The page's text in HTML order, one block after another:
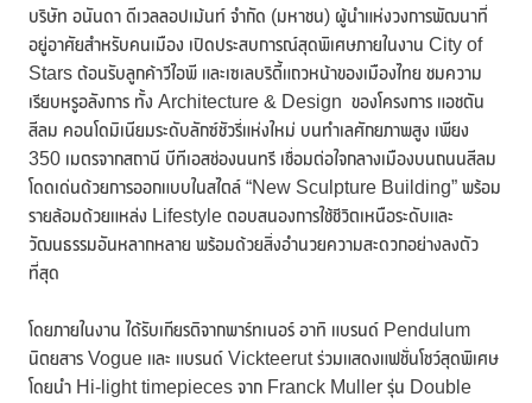
บริษัท อนันดา ดีเวลลอปเม้นท์ จำกัด (มหาชน) ผู้นำแห่งวงการพัฒนาที่
อยู่อาศัยสำหรับคนเมือง เปิดประสบการณ์สุดพิเศษภายในงาน City of
Stars ต้อนรับลูกค้าวีไอพี และเซเลบริตี้แถวหน้าของเมืองไทย ชมความ
เรียบหรูอลังการ ทั้ง Architecture & Design ของโครงการ แอชตัน
สีลม คอนโดมิเนียมระดับลักซ์ชัวรี่แห่งใหม่ บนทำเลศักยภาพสูง เพียง
350 เมตรจากสถานี บีทีเอสช่องนนทรี เชื่อมต่อใจกลางเมืองบนถนนสีลม
โดดเด่นด้วยการออกแบบในสไตล์ “New Sculpture Building” พร้อม
รายล้อมด้วยแหล่ง Lifestyle ตอบสนองการใช้ชีวิตเหนือระดับและ
วัฒนธรรมอันหลากหลาย พร้อมด้วยสิ่งอำนวยความสะดวกอย่างลงตัว
ที่สุด
โดยภายในงาน ได้รับเกียรติจากพาร์ทเนอร์ อาทิ แบรนด์ Pendulum
นิตยสาร Vogue และ แบรนด์ Vickteerut ร่วมแสดงแฟชั่นโชว์สุดพิเศษ
โดยนำ Hi-light timepieces จาก Franck Muller รุ่น Double